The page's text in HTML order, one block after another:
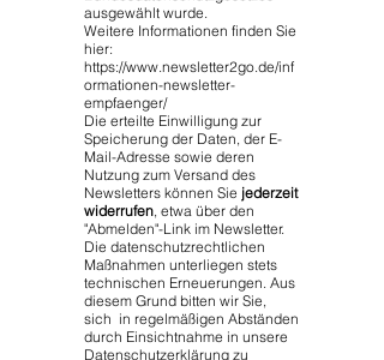
ausgewählt wurde.
Weitere Informationen finden Sie
hier:
https://www.newsletter2go.de/inf
ormationen-newsletter-
empfaenger/
Die erteilte Einwilligung zur
Speicherung der Daten, der E-
Mail-Adresse sowie deren
Nutzung zum Versand des
Newsletters können Sie jederzeit
widerrufen, etwa über den
"Abmelden"-Link im Newsletter.
Die datenschutzrechtlichen
Maßnahmen unterliegen stets
technischen Erneuerungen. Aus
diesem Grund bitten wir Sie,
sich in regelmäßigen Abständen
durch Einsichtnahme in unsere
Datenschutzerklärung zu